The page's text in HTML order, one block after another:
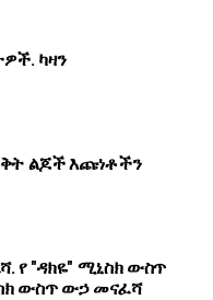
ካዛን
ልጆች እጩነቶችን
የ "ዳክዬ" ሚኒስክ ውስጥ
ውስጥ ውኃ መናፈሻ